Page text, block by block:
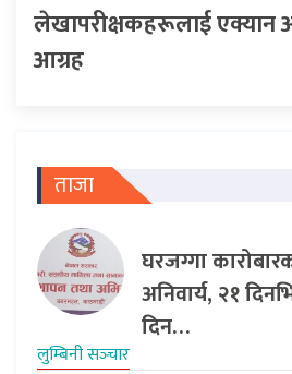
लेखापरीक्षकहरूलाई एक्यान
आग्रह
ताजा
घरजग्गा
अनिवार्य, २१
दिन…
लुम्बिनी सञ्‍चार